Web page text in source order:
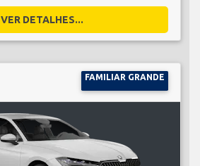
VER DETALHES...
FAMILIAR GRANDE